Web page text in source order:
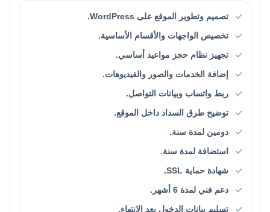
تصميم وتطوير الموقع على WordPress.
تخصيص الواجهات والأقسام الأساسية.
تجهيز نظام حجز مواعيد أساسي.
إضافة الخدمات والصور والفيديوهات.
ربط واتساب وبيانات التواصل.
توضيح طرق السداد داخل الموقع.
دومين لمدة سنة.
استضافة لمدة سنة.
شهادة حماية SSL.
دعم فني لمدة 6 أشهر.
تسليم بيانات الدخول بعد الانتهاء.